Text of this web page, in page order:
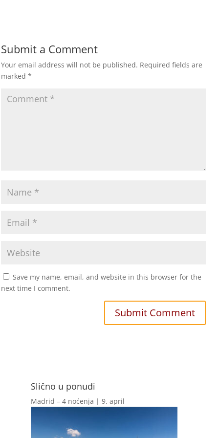
Submit a Comment
Your email address will not be published. Required fields are
marked *
Save my name, email, and website in this browser for the
next time I comment.
Slično u ponudi
Madrid – 4 noćenja | 9. april